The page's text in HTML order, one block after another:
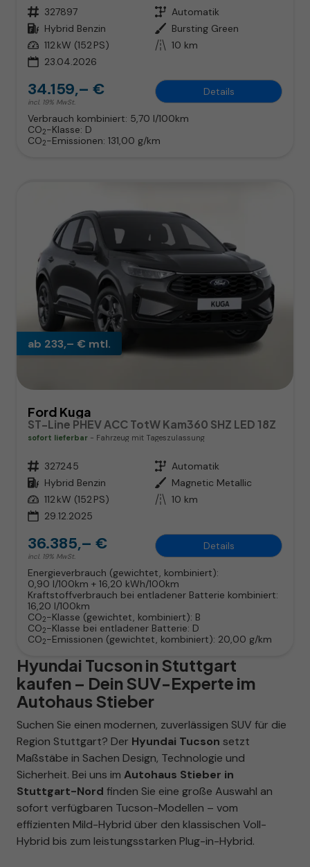
Fahrzeugnr. 327897 Getriebe Automatik
Kraftstoff Hybrid Benzin Außenfarbe Bursting Green
Leistung 112 kW (152 PS) Kilometerstand 10 km
23.04.2026
34.159,– €
incl. 19% MwSt.
Details
Verbrauch kombiniert: 5,70 l/100km
CO2-Klasse: D
CO2-Emissionen: 131,00 g/km
ab 233,– € mtl.
Ford Kuga
ST-Line PHEV ACC TotW Kam360 SHZ LED 18Z
sofort lieferbar Fahrzeug mit Tageszulassung
Fahrzeugnr. 327245 Getriebe Automatik
Kraftstoff Hybrid Benzin Außenfarbe Magnetic Metallic
Leistung 112 kW (152 PS) Kilometerstand 10 km
29.12.2025
36.385,– €
incl. 19% MwSt.
Details
Energieverbrauch (gewichtet, kombiniert):
0,90 l/100km + 16,20 kWh/100km
Kraftstoffverbrauch bei entladener Batterie kombiniert:
16,20 l/100km
CO2-Klasse (gewichtet, kombiniert): B
CO2-Klasse bei entladener Batterie: D
CO2-Emissionen (gewichtet, kombiniert): 20,00 g/km
Hyundai Tucson in Stuttgart
kaufen – Dein SUV-Experte im
Autohaus Stieber
Suchen Sie einen modernen, zuverlässigen SUV für die
Region Stuttgart? Der Hyundai Tucson setzt
Maßstäbe in Sachen Design, Technologie und
Sicherheit. Bei uns im Autohaus Stieber in
Stuttgart-Nord finden Sie eine große Auswahl an
sofort verfügbaren Tucson-Modellen – vom
effizienten Mild-Hybrid über den klassischen Voll-
Hybrid bis zum leistungsstarken Plug-in-Hybrid.